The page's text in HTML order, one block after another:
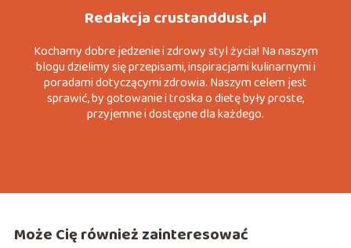
Redakcja crustanddust.pl
Kochamy dobre jedzenie i zdrowy styl życia! Na naszym
blogu dzielimy się przepisami, inspiracjami kulinarnymi i
poradami dotyczącymi zdrowia. Naszym celem jest
sprawić, by gotowanie i troska o dietę były proste,
przyjemne i dostępne dla każdego.
Może Cię również zainteresować